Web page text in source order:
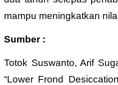
mampu meningkatkan
Sumber :
Totok Suswanto, Arif
“Lower Frond